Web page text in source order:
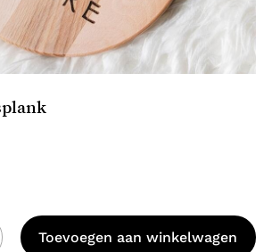
producten in de winkelwagen.
Toevoegen aan winkelwagen